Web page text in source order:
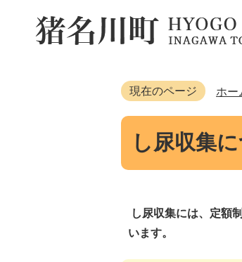
現在のページ ホー
し尿収集
し尿収集には、定額
います。